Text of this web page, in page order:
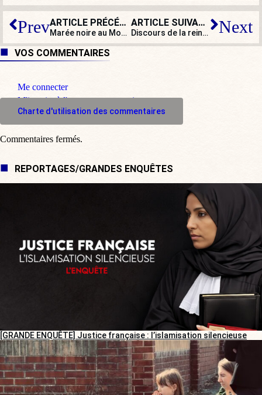
Prev ARTICLE PRÉCÉDENT
Marée noire au Mont-Saint-Michel
ARTICLE SUIVANT
Discours de la reine sur fond de victoire confirmée de Boris Johnson et des conservateurs Next
VOS COMMENTAIRES
Me connecter
M'inscrire à l'espace commentaire
Charte d'utilisation des commentaires
Commentaires fermés.
REPORTAGES/GRANDES ENQUÊTES
[GRANDE ENQUÊTE] Justice française : l’islamisation silencieuse